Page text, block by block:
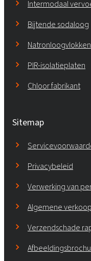
Intermodaal
Bijtende sodaloog
Natronloogvlokken
PIR-isolatieplaten
Chloor fabrikant
Sitemap
Privacybeleid
Verwerking van
Algemene
Verzendschade